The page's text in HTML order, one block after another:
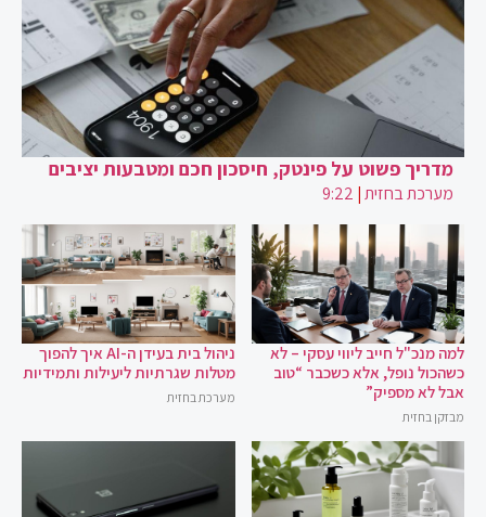
מדריך פשוט על פינטק, חיסכון חכם ומטבעות יציבים
מערכת בחזית|
9:22
למה מנכ"ל חייב ליווי עסקי – לא
כשהכול נופל, אלא כשכבר “טוב
אבל לא מספיק”
מבזקן בחזית
ניהול בית בעידן ה-AI איך להפוך
מטלות שגרתיות ליעילות ותמידיות
מערכת בחזית